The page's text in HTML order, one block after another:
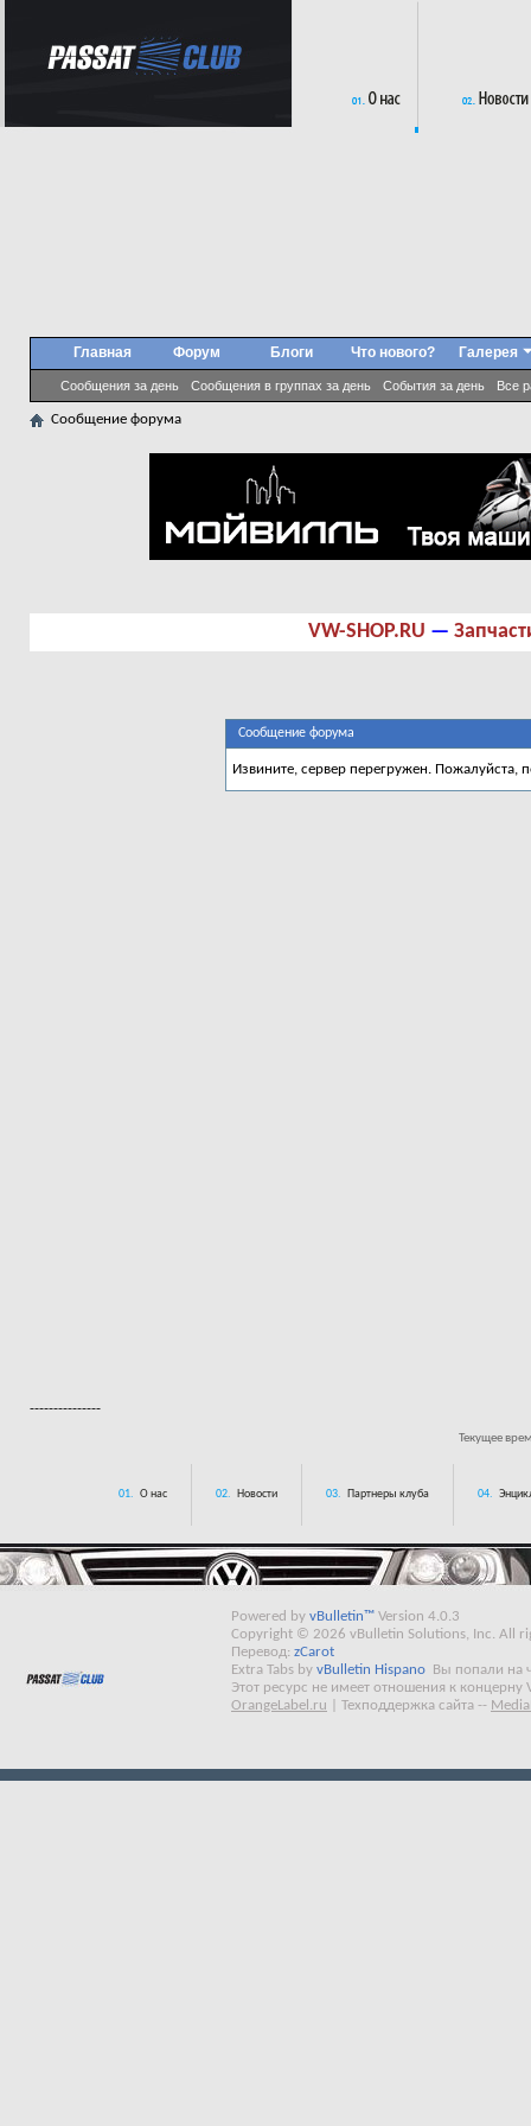
Главная Форум Блоги Что нового?
Сообщения за день Сообщения в группах за день События за день Все
Галерея
Сообщение форума
VW-SHOP.RU —
Сообщение форума
Извините, сервер перегружен. Пожалуйста,
---------------
Текущее
01. О нас 02. Новости 03. Партнеры клуба 04.
Powered by vBulletin™ Version 4.0.3
Copyright © 2026 vBulletin Solutions, Inc. All
Перевод: zCarot
Extra Tabs by vBulletin Hispano
Вы попали на
Этот ресурс не имеет отношения к концерну
OrangeLabel.ru
Техподдержка сайта --